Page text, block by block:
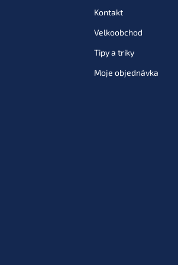
Kontakt
Velkoobchod
Tipy a triky
Moje objednávka